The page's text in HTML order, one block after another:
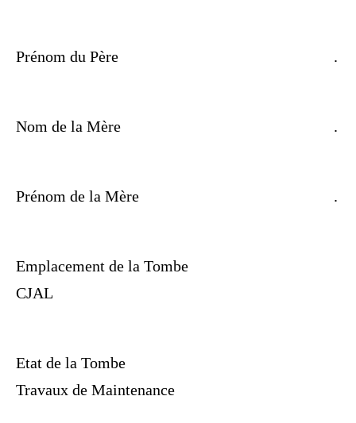
Prénom du Père .
Nom de la Mère .
Prénom de la Mère .
Emplacement de la Tombe
CJAL
Etat de la Tombe
Travaux de Maintenance